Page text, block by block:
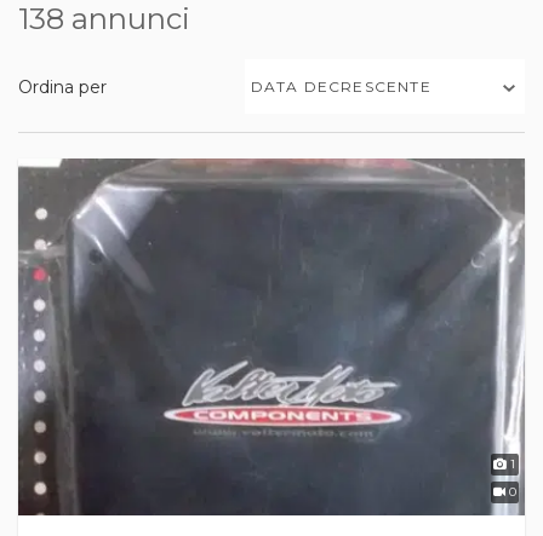
138 annunci
Ordina per DATA DECRESCENTE
1
0